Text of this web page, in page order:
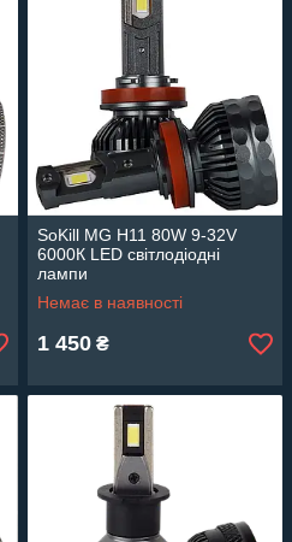
SoKill MG H11 80W 9-32V
6000К LED світлодіодні
лампи
Немає в наявності
1 450 ₴